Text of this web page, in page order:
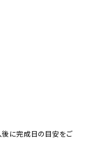
に完成日の目安をご